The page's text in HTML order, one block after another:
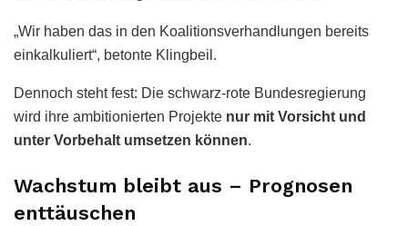
„Wir haben das in den Koalitionsverhandlungen bereits
einkalkuliert“, betonte Klingbeil.
Dennoch steht fest: Die schwarz-rote Bundesregierung
wird ihre ambitionierten Projekte nur mit Vorsicht und
unter Vorbehalt umsetzen können.
Wachstum bleibt aus – Prognosen
enttäuschen